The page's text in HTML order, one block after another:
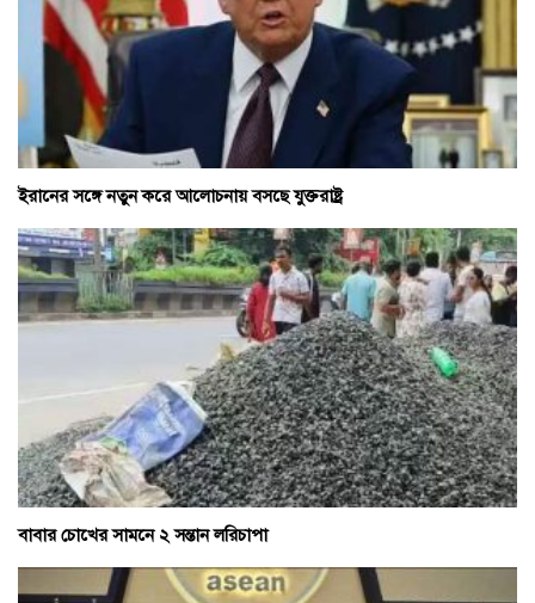
ইরানের সঙ্গে নতুন করে আলোচনায় বসছে যুক্তরাষ্ট্র
বাবার চোখের সামনে ২ সন্তান লরিচাপা